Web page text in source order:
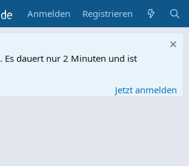
Anmelden Registrieren
. Es dauert nur 2 Minuten und ist
Jetzt anmelden